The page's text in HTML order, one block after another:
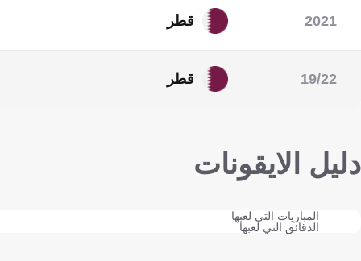
2021
قطر
19/22
قطر
دليل الايقونات
المباريات التي لعبها
الدقائق التي لعبها